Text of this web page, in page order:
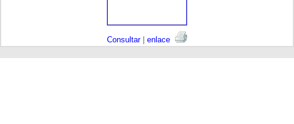
Consultar| enlace